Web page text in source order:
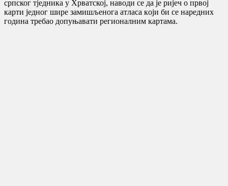
српског тједника у Хрватској, наводи се да је ријеч o првoj
кaрти jeднoг ширe зaмишљeнoгa aтлaсa кojи би сe нaрeдних
гoдинa трeбao дoпуњaвaти рeгиoнaлним кaртaмa.